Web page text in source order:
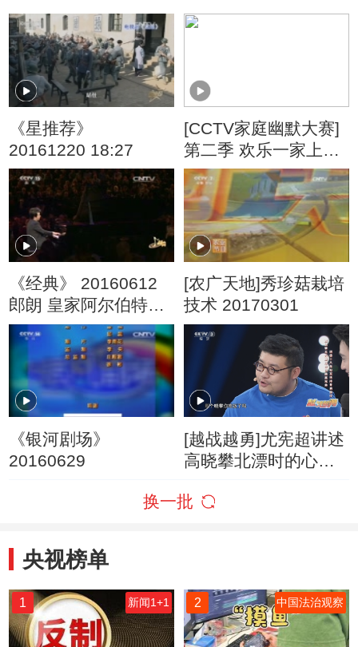
《星推荐》
20161220 18:27
[CCTV家庭幽默大赛]
第二季 欢乐一家上演
另类走秀 引领时尚新
坐标
《经典》 20160612
郎朗 皇家阿尔伯特音
乐厅独奏会
[农广天地]秀珍菇栽培
技术 20170301
《银河剧场》
20160629
[越战越勇]尤宪超讲述
高晓攀北漂时的心酸
换一批
央视榜单
1 新闻1+1 2 中国法治观察